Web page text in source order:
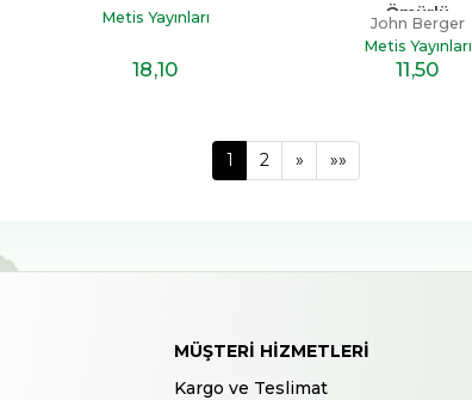
Metis Yayınları
18,10
Ömürlü
John Berger
Metis Yayınları
11,50
1 2 » »»
MÜŞTERI HIZMETLERI
Kargo ve Teslimat